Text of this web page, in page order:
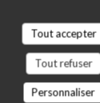
Tout accepter
Tout refuser
Personnaliser